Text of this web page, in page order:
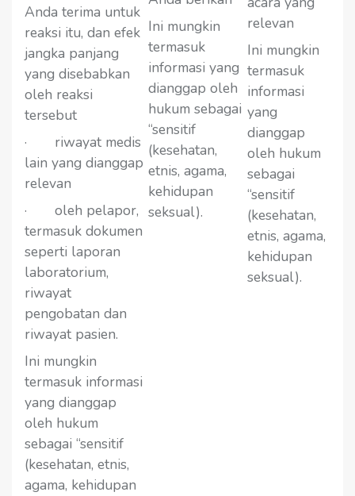
Anda terima untuk
reaksi itu, dan efek
jangka panjang
yang disebabkan
oleh reaksi
tersebut
· riwayat medis
lain yang dianggap
relevan
· oleh pelapor,
termasuk dokumen
seperti laporan
laboratorium,
riwayat
pengobatan dan
riwayat pasien.
Ini mungkin
termasuk informasi
yang dianggap
oleh hukum
sebagai “sensitif
(kesehatan, etnis,
agama, kehidupan
Ini mungkin
termasuk
informasi yang
dianggap oleh
hukum sebagai
“sensitif
(kesehatan,
etnis, agama,
kehidupan
seksual).
relevan
Ini mungkin
termasuk
informasi
yang
dianggap
oleh hukum
sebagai
“sensitif
(kesehatan,
etnis, agama,
kehidupan
seksual).